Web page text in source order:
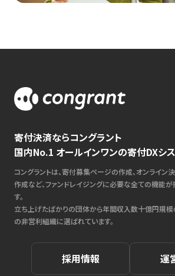
寄付決済ならコングラント
国内No.1 オールインワンの寄付DXシ
コングラントは、寄付募集ページの作成、オンライン
作成など、ファンドレイジングに必要な全ての機能
す。
立ち上げたばかりの団体から年間収入数十億円規模
の非営利組織に選ばれています。
採用情報 運